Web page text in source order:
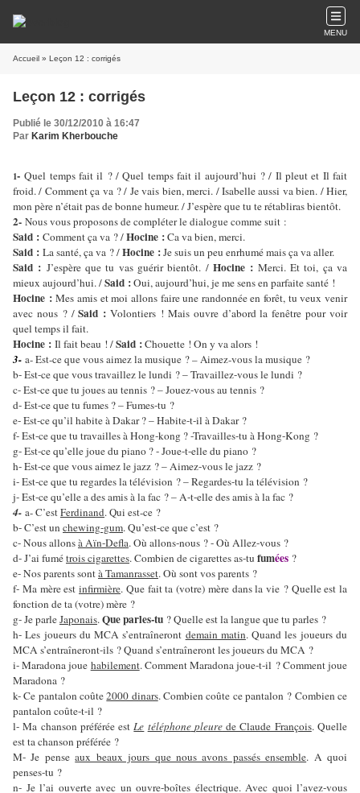
MENU
Accueil » Leçon 12 : corrigés
Leçon 12 : corrigés
Publié le 30/12/2010 à 16:47
Par Karim Kherbouche
1- Quel temps fait il ? / Quel temps fait il aujourd’hui ? / Il pleut et Il fait
froid. / Comment ça va ? / Je vais bien, merci. / Isabelle aussi va bien. / Hier,
mon père n’était pas de bonne humeur. / J’espère que tu te rétabliras bientôt.
2- Nous vous proposons de compléter le dialogue comme suit :
Said : Comment ça va ? /Hocine :Ca va bien, merci.
Said : La santé, ça va ? /Hocine :Je suis un peu enrhumé mais ça va aller.
Said : J’espère que tu vas guérir bientôt. /Hocine : Merci. Et toi, ça va
mieux aujourd’hui. /Said :Oui, aujourd’hui, je me sens en parfaite santé !
Hocine : Mes amis et moi allons faire une randonnée en forêt, tu veux venir
avec nous ? /Said : Volontiers ! Mais ouvre d’abord la fenêtre pour voir
quel temps il fait.
Hocine : Il fait beau ! /Said :Chouette ! On y va alors !
3- a- Est-ce que vous aimez la musique ? – Aimez-vous la musique ?
b- Est-ce que vous travaillez le lundi ? – Travaillez-vous le lundi ?
c- Est-ce que tu joues au tennis ? – Jouez-vous au tennis ?
d- Est-ce que tu fumes ? – Fumes-tu ?
e- Est-ce qu’il habite à Dakar ? – Habite-t-il à Dakar ?
f- Est-ce que tu travailles à Hong-kong ? -Travailles-tu à Hong-Kong ?
g- Est-ce qu’elle joue du piano ? - Joue-t-elle du piano ?
h- Est-ce que vous aimez le jazz ? – Aimez-vous le jazz ?
i- Est-ce que tu regardes la télévision ? – Regardes-tu la télévision ?
j- Est-ce qu’elle a des amis à la fac ? – A-t-elle des amis à la fac ?
4- a- C’estFerdinand. Qui est-ce ?
b- C’est unchewing-gum. Qu’est-ce que c’est ?
c- Nous allonsà Aïn-Defla. Où allons-nous ? - Où Allez-vous ?
d- J’ai fumétrois cigarettes. Combien de cigarettes as-tu fumées ?
e- Nos parents sontà Tamanrasset. Où sont vos parents ?
f- Ma mère est infirmière. Que fait ta (votre) mère dans la vie ? Quelle est la
fonction de ta (votre) mère ?
g- Je parleJaponais.Que parles-tu ? Quelle est la langue que tu parles ?
h- Les joueurs du MCA s’entraîneront demain matin. Quand les joueurs du
MCA s’entraîneront-ils ? Quand s’entraîneront les joueurs du MCA ?
i- Maradona joue habilement. Comment Maradona joue-t-il ? Comment joue
Maradona ?
k- Ce pantalon coûte2000 dinars. Combien coûte ce pantalon ? Combien ce
pantalon coûte-t-il ?
l- Ma chanson préférée estLe téléphone pleurede Claude François. Quelle
est ta chanson préférée ?
M- Je penseaux beaux jours que nous avons passés ensemble. A quoi
penses-tu ?
n- Je l’ai ouverte avec un ouvre-boîtes électrique. Avec quoi l’avez-vous